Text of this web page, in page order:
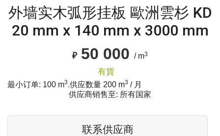
外墙实木弧形挂板 歐洲雲杉 KD
20 mm x 140 mm x 3000 mm
₽ 50 000 / m3
有貨
最小订单: 100 m3.供应数量 200 m3 / 月
供应商销售至: 所有国家
联系供应商